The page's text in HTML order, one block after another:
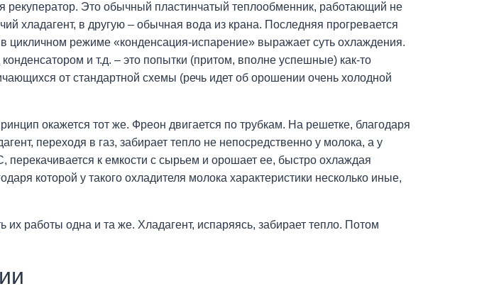
рекуператор. Это обычный пластинчатый теплообменник, работающий не
хладагент, в другую – обычная вода из крана. Последняя прогревается
цикличном режиме «конденсация-испарение» выражает суть охлаждения.
и т.д. – это попытки (притом, вполне успешные) как-то
от стандартной схемы (речь идет об орошении очень холодной
окажется тот же. Фреон двигается по трубкам. На решетке, благодаря
переходя в газ, забирает тепло не непосредственно у молока, а у
к емкости с сырьем и орошает ее, быстро охлаждая
которой у такого охладителя молока характеристики несколько иные,
работы одна и та же. Хладагент, испаряясь, забирает тепло. Потом